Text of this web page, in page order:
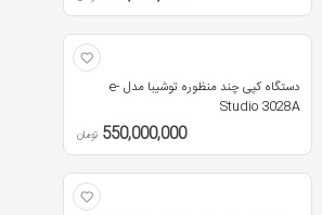
دستگاه کپی چند منظوره توشیبا مدل e-
Studio 3028A
550,000,000 تومان